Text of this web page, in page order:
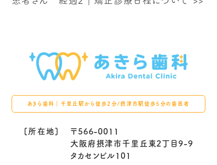
あきら歯科｜千里丘駅から徒歩2分/摂津市駅徒歩5分の歯医者
[所在地]
〒566-0011
大阪府摂津市千里丘東2丁目9-9
タカセンビル101